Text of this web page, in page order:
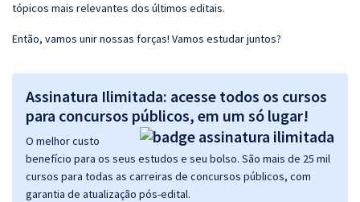
tópicos mais relevantes dos últimos editais.
Então, vamos unir nossas forças! Vamos estudar juntos?
Assinatura Ilimitada: acesse todos os cursos
para concursos públicos, em um só lugar!
O melhor custo
benefício para os seus estudos e seu bolso. São mais de 25 mil
cursos para todas as carreiras de concursos públicos, com
garantia de atualização pós-edital.